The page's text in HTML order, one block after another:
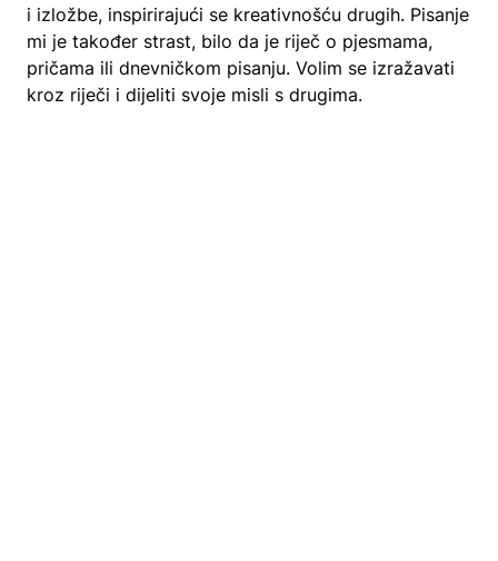
i izložbe, inspirirajući se kreativnošću drugih. Pisanje
mi je također strast, bilo da je riječ o pjesmama,
pričama ili dnevničkom pisanju. Volim se izražavati
kroz riječi i dijeliti svoje misli s drugima.